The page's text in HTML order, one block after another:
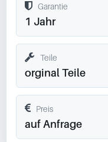
Garantie
1 Jahr
Teile
orginal Teile
Preis
auf Anfrage